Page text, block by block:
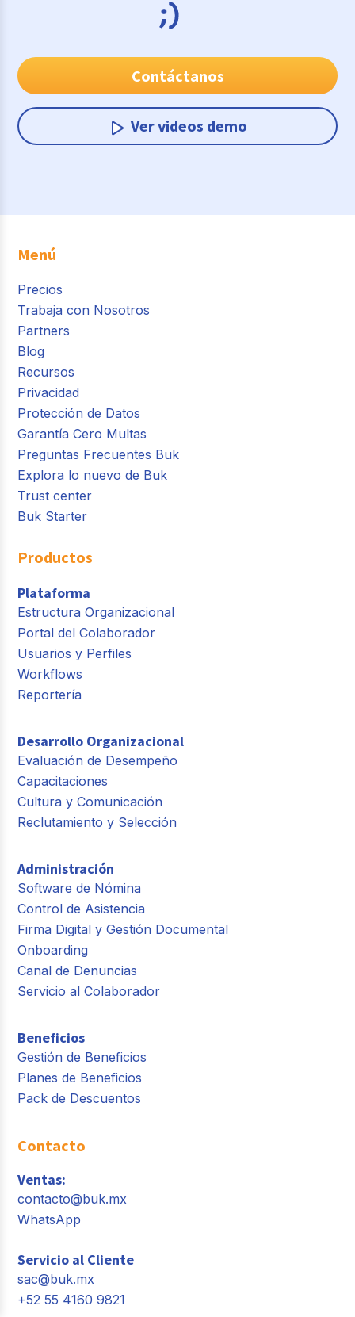
Contáctanos
Ver videos demo
Menú
Precios
Trabaja con Nosotros
Partners
Blog
Recursos
Privacidad
Protección de Datos
Garantía Cero Multas
Preguntas Frecuentes Buk
Explora lo nuevo de Buk
Trust center
Buk Starter
Productos
Plataforma
Estructura Organizacional
Portal del Colaborador
Usuarios y Perfiles
Workflows
Reportería
Desarrollo Organizacional
Evaluación de Desempeño
Capacitaciones
Cultura y Comunicación
Reclutamiento y Selección
Administración
Software de Nómina
Control de Asistencia
Firma Digital y Gestión Documental
Onboarding
Canal de Denuncias
Servicio al Colaborador
Beneficios
Gestión de Beneficios
Planes de Beneficios
Pack de Descuentos
Contacto
Ventas:
contacto@buk.mx
WhatsApp
Servicio al Cliente
sac@buk.mx
+52 55 4160 9821